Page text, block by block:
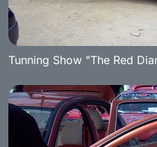
Tunning Show "The Red